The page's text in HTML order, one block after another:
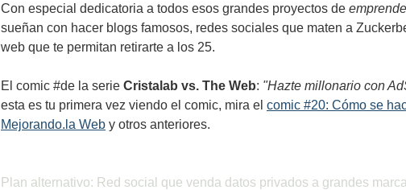
Con especial dedicatoria a todos esos grandes proyectos de
sueñan con hacer blogs famosos, redes sociales que maten a
web que te permitan retirarte a los 25.
El comic #de la serie Cristalab vs. The Web: "Hazte millonario con
esta es tu primera vez viendo el comic, mira el comic #20: Cómo se
Mejorando.la Web y otros anteriores.
Plan alternativo: Red social que venda datos privados a grandes